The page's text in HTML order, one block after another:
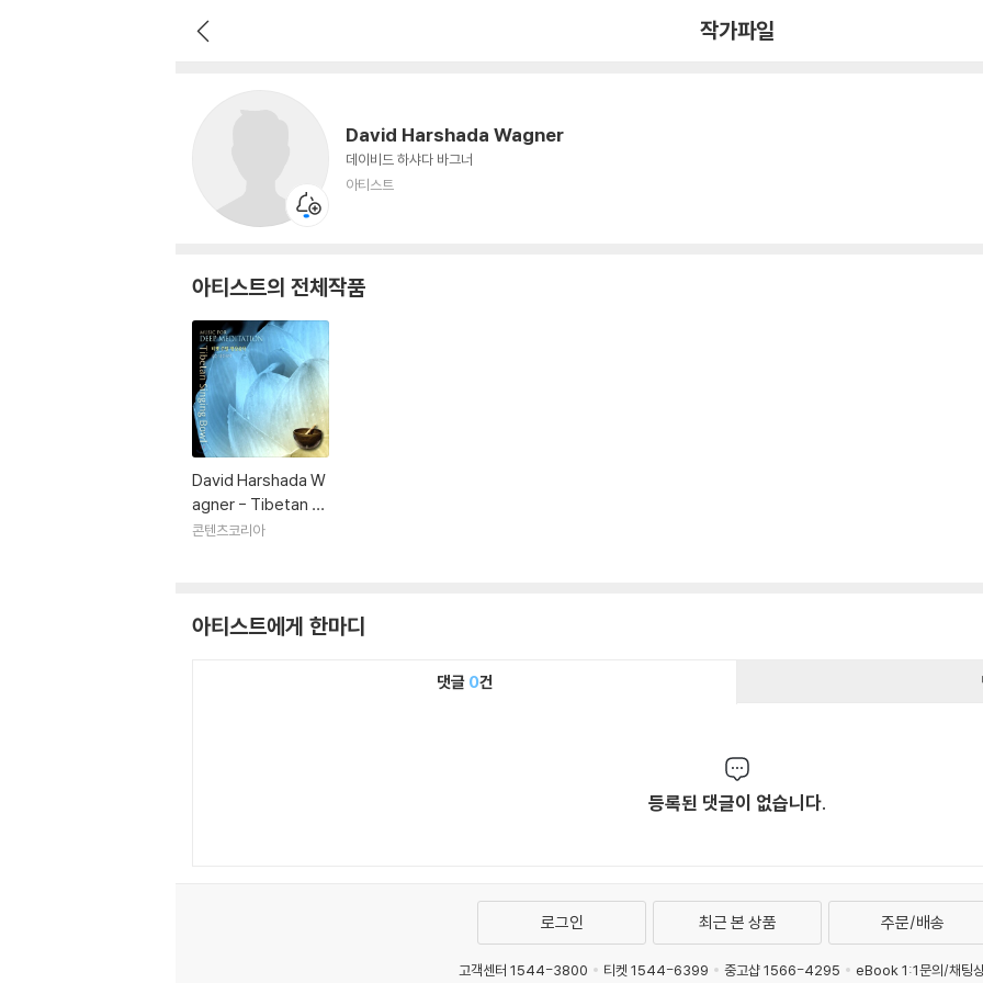
작가파일
David Harshada Wagner
데이비드 하샤다 바그너
아티스트
아티스트의 전체작품
David Harshada W
agner - Tibetan Si
nging Bowl (티벳 주
콘텐츠코리아
아티스트에게 한마디
댓글 0건
등록된 댓글이 없습니다.
로그인 최근 본 상품 주문/배송
고객센터 1544-3800 티켓 1544-6399 중고샵 1566-4295 eBook 1:1문의/채팅